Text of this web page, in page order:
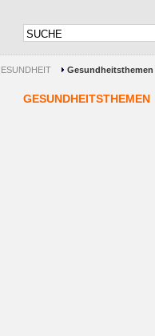
Gesundheitsthemen
GESUNDHEITSTHEMEN